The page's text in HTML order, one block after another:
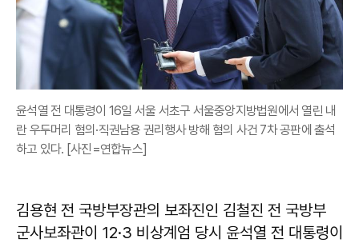
윤석열 전 대통령이 16일 서울 서초구 서울중앙지방법원에서 열린 내
란 우두머리 혐의·직권남용 권리행사 방해 혐의 사건 7차 공판에 출석
하고 있다. [사진=연합뉴스]
김용현 전 국방부장관의 보좌진인 김철진 전 국방부
군사보좌관이 12·3 비상계엄 당시 윤석열 전 대통령이